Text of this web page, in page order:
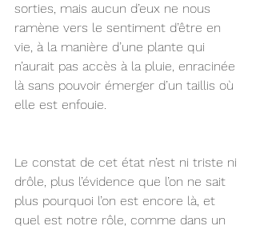
sorties, mais aucun d’eux ne nous
ramène vers le sentiment d’être en
vie, à la manière d’une plante qui
n’aurait pas accès à la pluie, enracinée
là sans pouvoir émerger d’un taillis où
elle est enfouie.
Le constat de cet état n’est ni triste ni
drôle, plus l’évidence que l’on ne sait
plus pourquoi l’on est encore là, et
quel est notre rôle, comme dans un